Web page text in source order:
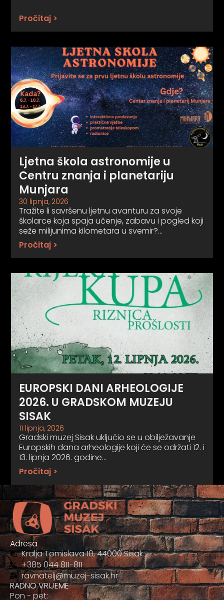
Pročitaj >
Ljetna škola astronomije u
Centru znanja i planetariju
Munjara
30 lipnja, 2026
Tražite li savršenu ljetnu avanturu za svoje
školarce koja spaja učenje, zabavu i pogled koji
seže milijunima kilometara u svemir?…
Pročitaj >
EUROPSKI DANI ARHEOLOGIJE
2026. U GRADSKOM MUZEJU
SISAK
11 lipnja, 2026
Gradski muzej Sisak uključio se u obilježavanje
Europskih dana arheologije koji će se održati 12. i
13. lipnja 2026. godine…
Pročitaj >
Adresa
Kralja Tomislava 10, 44000 Sisak
+385 044 811-811
ravnatelj@muzej-sisak.hr
RADNO VRIJEME
Pon - pet: